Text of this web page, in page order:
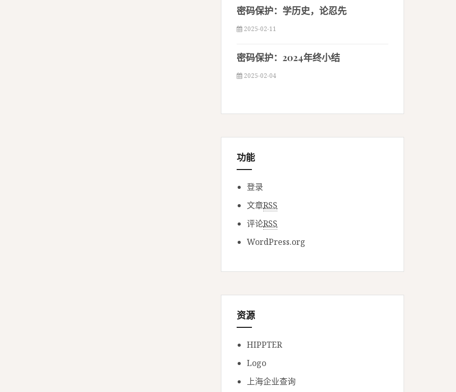
密码保护：学历史，论忍先
2025-02-11
密码保护：2024年终小结
2025-02-04
功能
登录
文章RSS
评论RSS
WordPress.org
资源
HIPPTER
Logo
上海企业查询